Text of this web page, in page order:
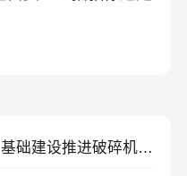
红星机器：基础建设推进破碎机行业稳步发展